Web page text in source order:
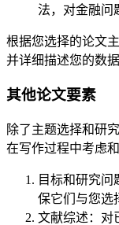
法，对金融问
根据您选择的论文
并详细描述您的数
其他论文要素
除了主题选择和研
在写作过程中考虑和
目标和研究问
保它们与您选
文献综述：对